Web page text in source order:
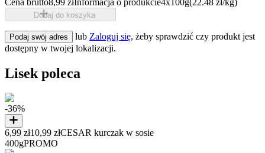
Dodaj do koszyka
Podaj swój adres lub Zaloguj się, żeby sprawdzić czy produkt jest
dostępny w twojej lokalizacji.
Lisek poleca
-36%
6,99 zł10,99 złCESAR kurczak w sosie
400gPROMO